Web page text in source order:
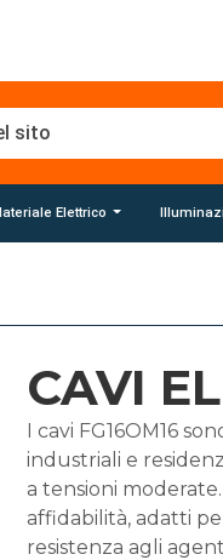
Elettrico
CAVI
I cavi FG16OM16
industriali e
a tensioni
affidabilità, adatti
resistenza agli